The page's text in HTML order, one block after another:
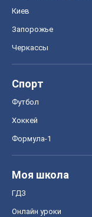
Киев
Запорожье
Черкассы
Спорт
Футбол
Хоккей
Формула-1
Моя школа
ГДЗ
Онлайн уроки